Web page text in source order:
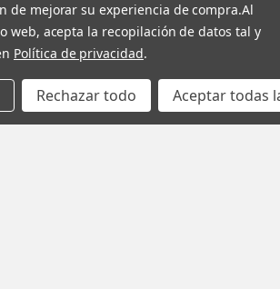
de mejorar su experiencia de compra.Al
web, acepta la recopilación de datos tal y
Política de privacidad.
Rechazar todo Aceptar todas